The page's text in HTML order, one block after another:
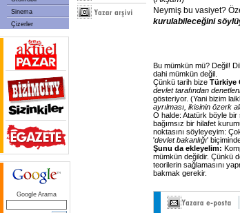
Sinema
Çizerler
Google Arama
Neymiş bu vasiyet?
kurulabileceğini
Bu mümkün mü? Değil!
dahi mümkün değil.
Çünkü tarih bize Türkiye
devlet tarafından
gösteriyor. (Yani bizim
ayrılması, ikisinin özerk
O halde: Atatürk böyle
bağımsız bir hilafet
noktasını söyleyeyim:
'devlet bakanlığı'
Şunu da ekleyelim:
mümkün değildir. Çünkü
teorilerin sağlamasını
bakmak gerekir.